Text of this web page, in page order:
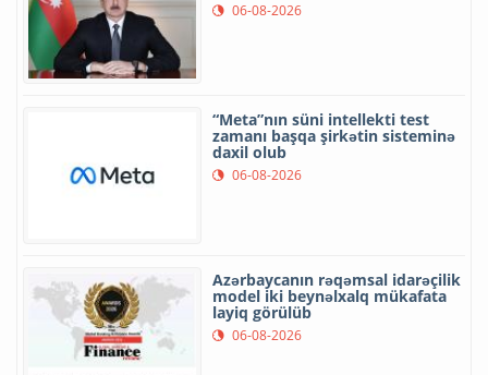
06-08-2026
“Meta”nın süni intellekti test
zamanı başqa şirkətin sisteminə
daxil olub
06-08-2026
Azərbaycanın rəqəmsal idarəçilik
model iki beynəlxalq mükafata
layiq görülüb
06-08-2026